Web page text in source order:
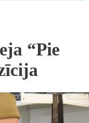
“Pie